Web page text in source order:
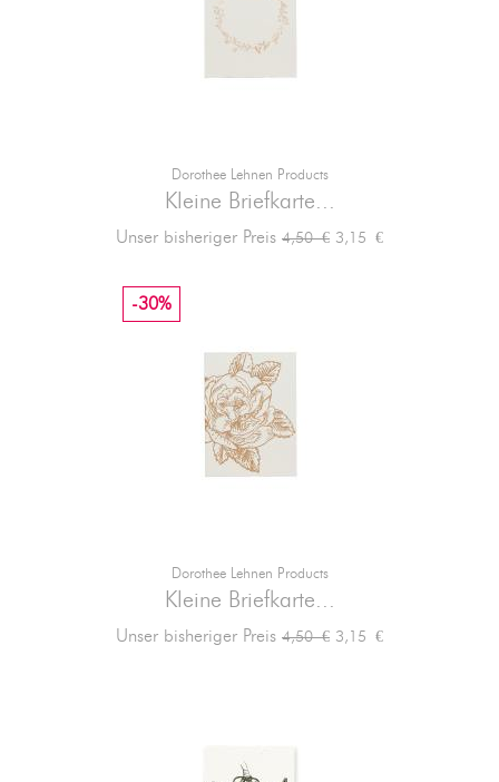
Dorothee Lehnen Products
Kleine Briefkarte...
Unser bisheriger Preis Verkaufspreis
4,50 € Preis
3,15 €
Dorothee Lehnen Products
Kleine Briefkarte...
Unser bisheriger Preis Verkaufspreis
4,50 €
-30%
Preis
3,15 €